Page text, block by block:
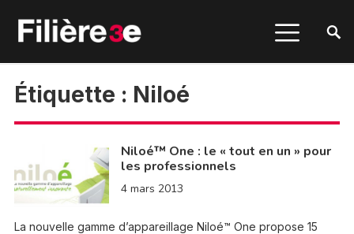
Étiquette : Niloé
Niloé™ One : le « tout en un » pour
les professionnels
4 mars 2013
La nouvelle gamme d’appareillage Niloé™ One propose 15